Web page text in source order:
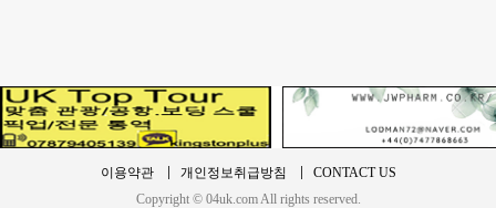
이용약관 개인정보취급방침
CONTACT US
Copyright © 04uk.com All rights reserved.